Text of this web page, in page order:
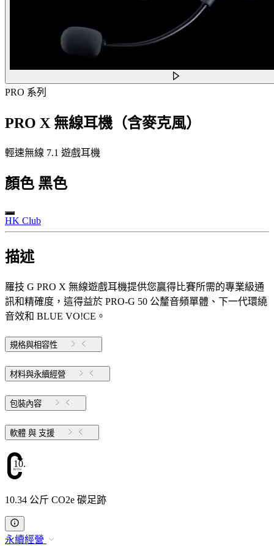
PRO 系列
PRO X 無線耳機（含麥克風）
輕速無線 7.1 遊戲耳機
顏色 黑色
HK Club
描述
羅技 G PRO X 無線遊戲耳機提供您贏得比賽所需的專業級通
訊和精確度，這得益於 PRO-G 50 公釐音頻單體、下一代環繞
音效和 BLUE VO!CE。
規格與相容性
材料與永續經營
包裝內容
軟體 與 支援
10.34
10.34 公斤 CO2e 碳足跡
永續經營